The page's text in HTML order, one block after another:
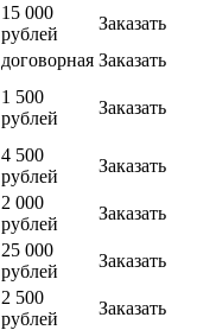
15 000
рублей
Заказать
договорная Заказать
1 500
рублей
Заказать
4 500
рублей
Заказать
2 000
рублей
Заказать
25 000
рублей
Заказать
2 500
рублей
Заказать